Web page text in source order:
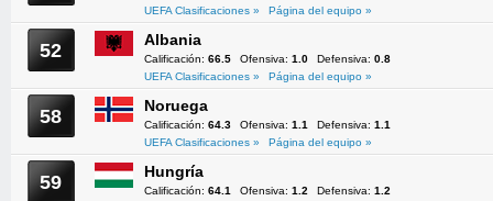
UEFA Clasificaciones »
Página del equipo »
52 Albania
Calificación: 66.5 Ofensiva: 1.0 Defensiva: 0.8
UEFA Clasificaciones »
Página del equipo »
58 Noruega
Calificación: 64.3 Ofensiva: 1.1 Defensiva: 1.1
UEFA Clasificaciones »
Página del equipo »
59 Hungría
Calificación: 64.1 Ofensiva: 1.2 Defensiva: 1.2